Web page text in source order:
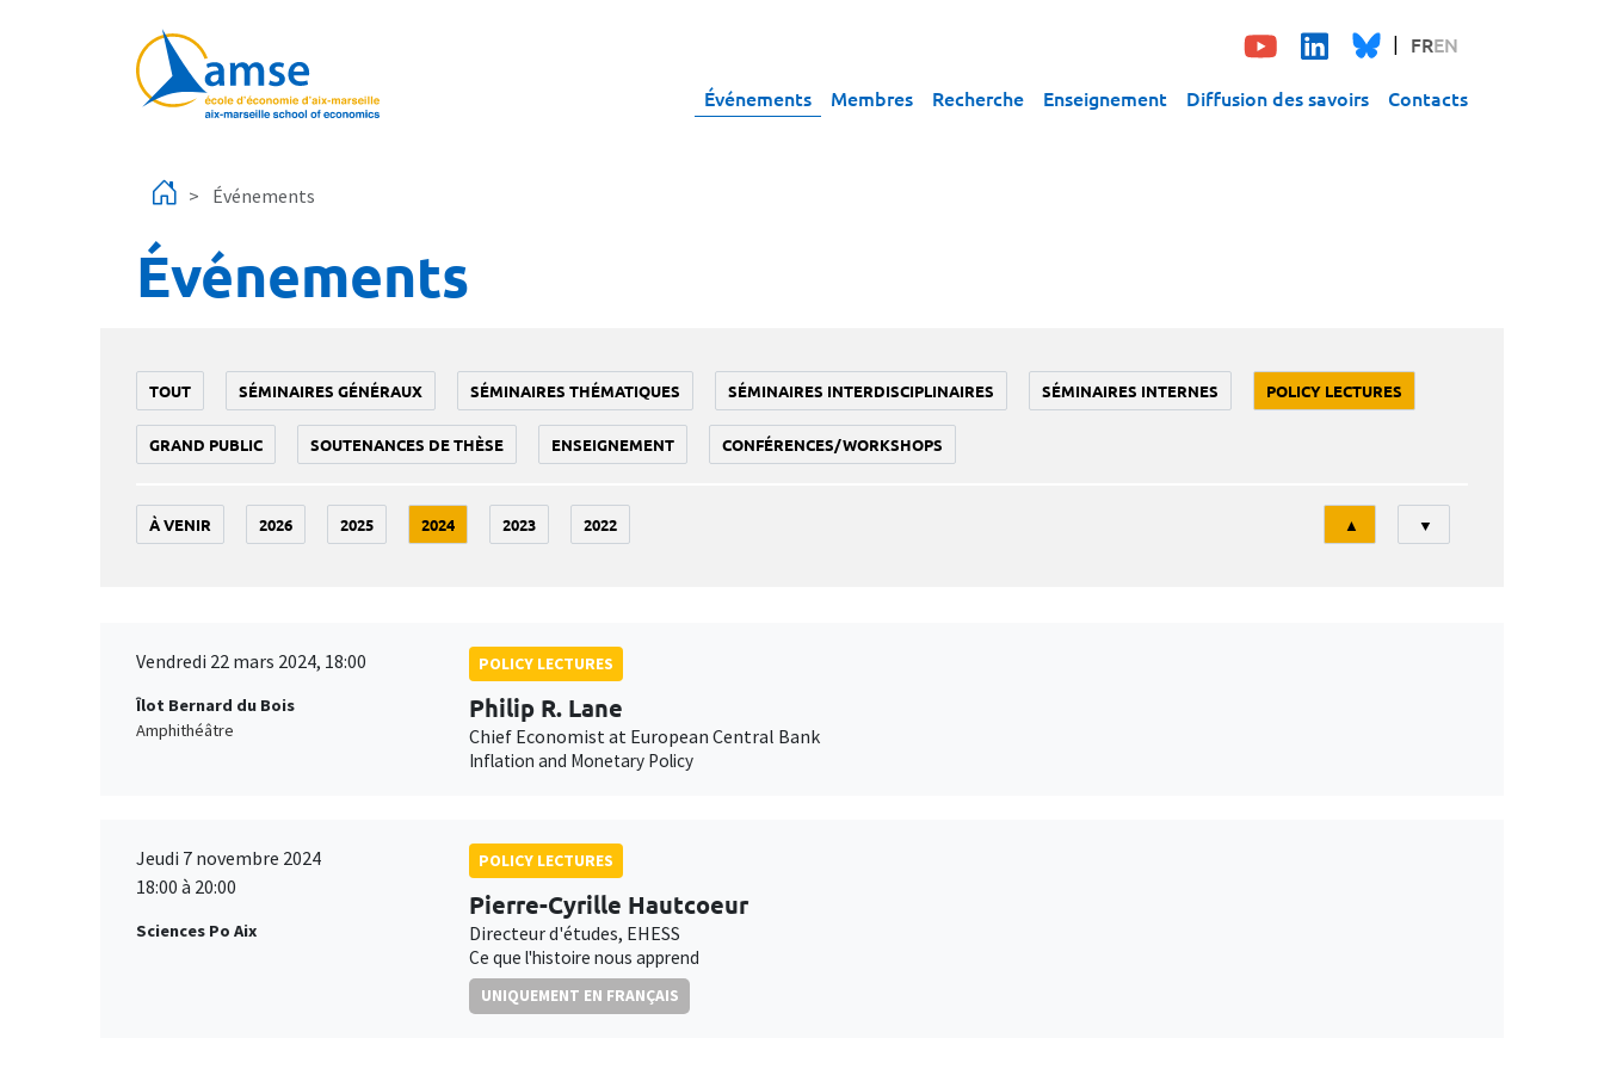
FREN
Événements Membres Recherche Enseignement Diffusion des savoirs Contacts
Événements
Événements
TOUT SÉMINAIRES GÉNÉRAUX SÉMINAIRES THÉMATIQUES SÉMINAIRES INTERDISCIPLINAIRES SÉMINAIRES INTERNES POLICY LECTURES
GRAND PUBLIC SOUTENANCES DE THÈSE ENSEIGNEMENT CONFÉRENCES/WORKSHOPS
À VENIR 2026 2025 2024 2023 2022
Tri
▲ ▼
Vendredi 22 mars 2024, 18:00
Îlot Bernard du Bois
Amphithéâtre
POLICY LECTURES
Philip R. Lane
Chief Economist at European Central Bank
Inflation and Monetary Policy
Jeudi 7 novembre 2024
18:00 à 20:00
Sciences Po Aix
POLICY LECTURES
Pierre-Cyrille Hautcoeur
Directeur d'études, EHESS
Ce que l'histoire nous apprend
UNIQUEMENT EN FRANÇAIS